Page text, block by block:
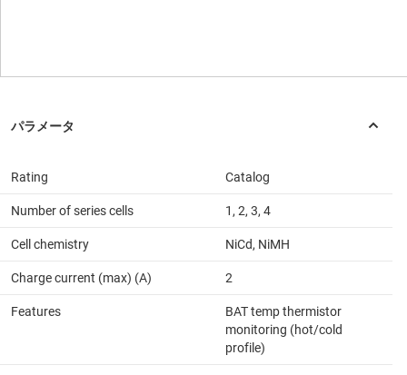
Rating Catalog
Number of series cells 1, 2, 3, 4
Cell chemistry NiCd, NiMH
Charge current (max) (A) 2
Features
BAT temp thermistor
monitoring (hot/cold
profile)